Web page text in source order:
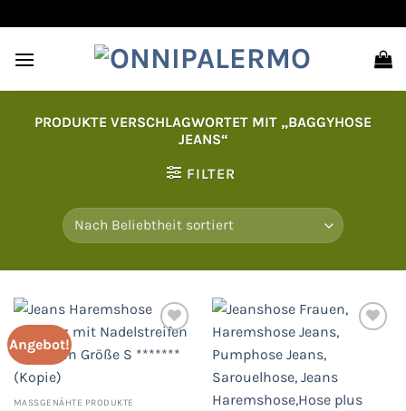
Inhalt
springen
PRODUKTE VERSCHLAGWORTET MIT „BAGGYHOSE
JEANS“
FILTER
Angebot!
MASSGENÄHTE PRODUKTE